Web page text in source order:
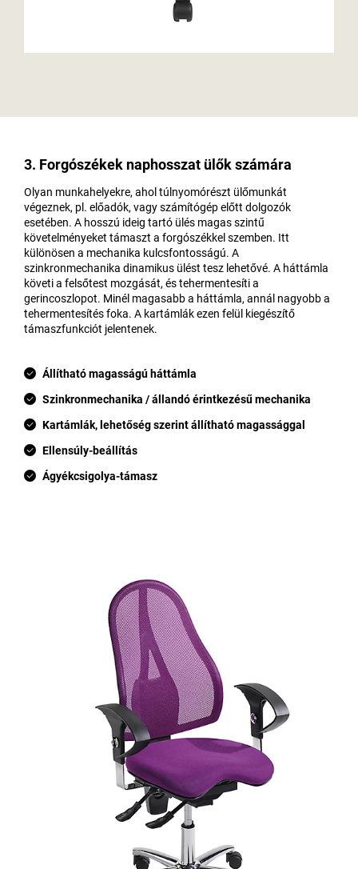
3. Forgószékek naphosszat ülők számára
Olyan munkahelyekre, ahol túlnyomórészt ülőmunkát
végeznek, pl. előadók, vagy számítógép előtt dolgozók
esetében. A hosszú ideig tartó ülés magas szintű
követelményeket támaszt a forgószékkel szemben. Itt
különösen a mechanika kulcsfontosságú. A
szinkronmechanika dinamikus ülést tesz lehetővé. A háttámla
követi a felsőtest mozgását, és tehermentesíti a
gerincoszlopot. Minél magasabb a háttámla, annál nagyobb a
tehermentesítés foka. A kartámlák ezen felül kiegészítő
támaszfunkciót jelentenek.
Állítható magasságú háttámla
Szinkronmechanika / állandó érintkezésű mechanika
Kartámlák, lehetőség szerint állítható magassággal
Ellensúly-beállítás
Ágyékcsigolya-támasz